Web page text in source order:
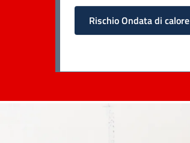
Rischio Ondata di calore